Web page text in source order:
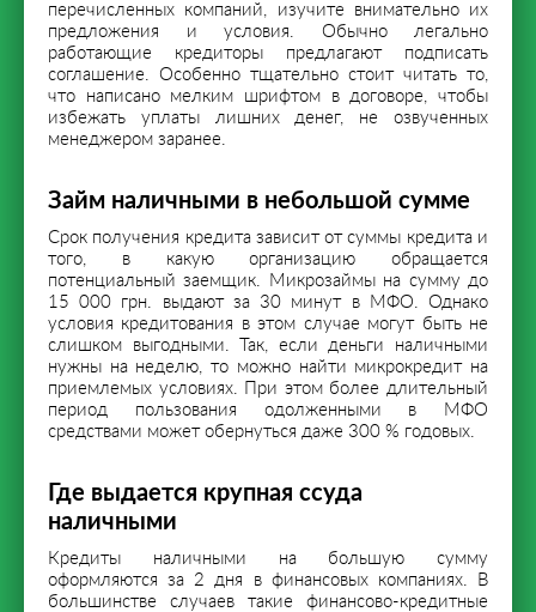
перечисленных компаний, изучите внимательно их
предложения и условия. Обычно легально
работающие кредиторы предлагают подписать
соглашение. Особенно тщательно стоит читать то,
что написано мелким шрифтом в договоре, чтобы
избежать уплаты лишних денег, не озвученных
менеджером заранее.
Займ наличными в небольшой сумме
Срок получения кредита зависит от суммы кредита и
того, в какую организацию обращается
потенциальный заемщик. Микрозаймы на сумму до
15 000 грн. выдают за 30 минут в МФО. Однако
условия кредитования в этом случае могут быть не
слишком выгодными. Так, если деньги наличными
нужны на неделю, то можно найти микрокредит на
приемлемых условиях. При этом более длительный
период пользования одолженными в МФО
средствами может обернуться даже 300 % годовых.
Где выдается крупная ссуда
наличными
Кредиты наличными на большую сумму
оформляются за 2 дня в финансовых компаниях. В
большинстве случаев такие финансово-кредитные